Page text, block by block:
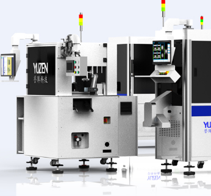
瓶盖检测机
瓶胚检测机
模内贴标检测机
印刷图文对版机
容器曲面印刷检测机
日化用品
食品饮料包装
乳制品包装